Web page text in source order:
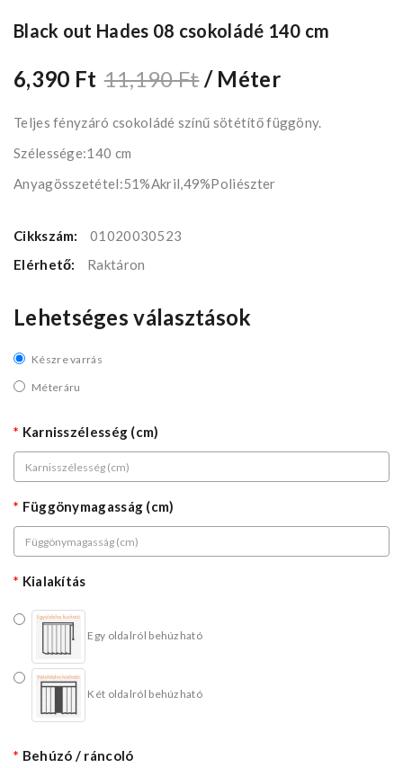
Black out Hades 08 csokoládé 140 cm
6,390 Ft 11,190 Ft/ Méter
Teljes fényzáró csokoládé színű sötétítő függöny.
Szélessége:140 cm
Anyagösszetétel:51%Akril,49%Poliészter
Cikkszám:
01020030523
Elérhető:
Raktáron
Lehetséges választások
Készre varrás
Méteráru
Karnisszélesség (cm)
Függönymagasság (cm)
Kialakítás
Egy oldalról behúzható
Két oldalról behúzható
Behúzó / ráncoló